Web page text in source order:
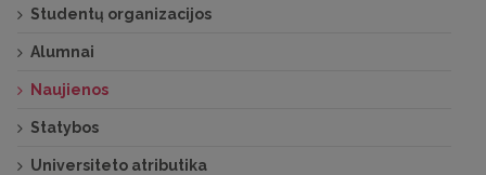
Studentų organizacijos
Alumnai
Naujienos
Statybos
Universiteto atributika